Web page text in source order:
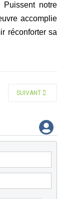
notre
accomplie
réconforter sa
ARTICLE SUIVANT
SUIVANT